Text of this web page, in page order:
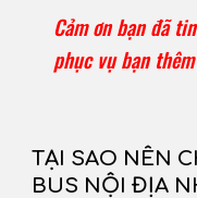
Cảm ơn bạn đã
phục vụ bạn
TẠI SAO NÊN
BUS NỘI ĐỊA